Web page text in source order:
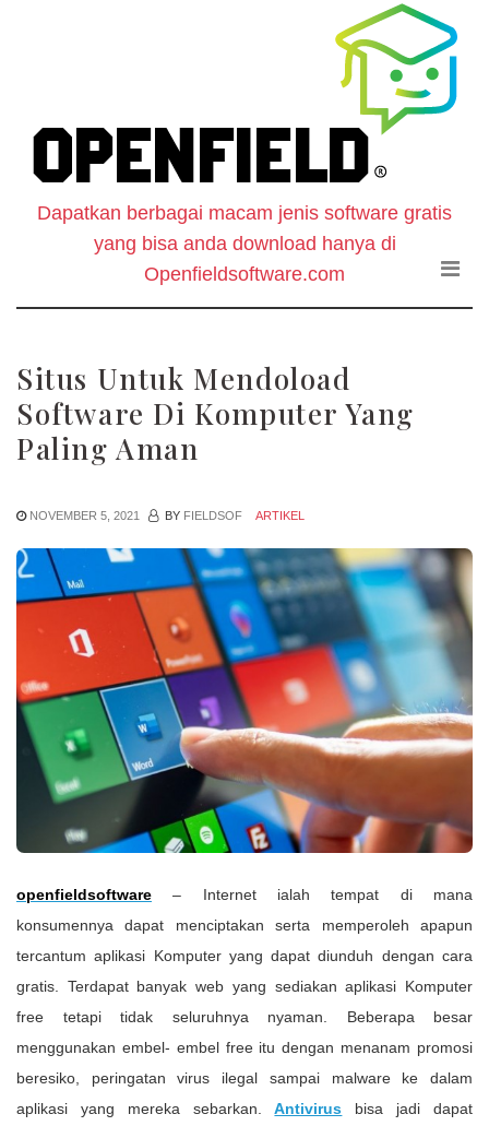
Dapatkan berbagai macam jenis software gratis
yang bisa anda download hanya di
Openfieldsoftware.com
Situs Untuk Mendoload
Software Di Komputer Yang
Paling Aman
NOVEMBER 5, 2021 BY FIELDSOF ARTIKEL
openfieldsoftware – Internet ialah tempat di mana
konsumennya dapat menciptakan serta memperoleh apapun
tercantum aplikasi Komputer yang dapat diunduh dengan cara
gratis. Terdapat banyak web yang sediakan aplikasi Komputer
free tetapi tidak seluruhnya nyaman. Beberapa besar
menggunakan embel- embel free itu dengan menanam promosi
beresiko, peringatan virus ilegal sampai malware ke dalam
aplikasi yang mereka sebarkan.Antivirus
bisa jadi dapat